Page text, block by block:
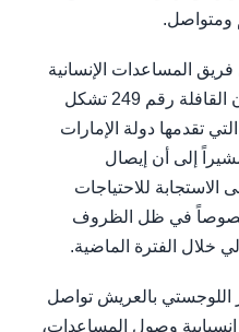
ومتواصل.
المساعدات الإنسانية
الإماراتية إلى غزة في العريش، أن القافلة رقم 249 تشكل
تقدمها دولة الإمارات
الفارس الشهم 3، مشيراً إلى أن إيصال
للاحتياجات
خصوصاً في ظل الظروف
خلال الفترة الماضية.
بالعريش تواصل
وصول المساعدات،